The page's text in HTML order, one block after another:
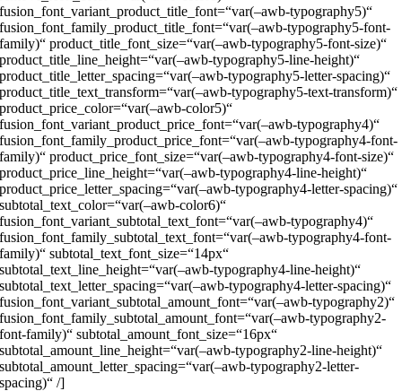
fusion_font_variant_product_title_font=“var(–awb-typography5)“
fusion_font_family_product_title_font=“var(–awb-typography5-font-
family)“ product_title_font_size=“var(–awb-typography5-font-size)“
product_title_line_height=“var(–awb-typography5-line-height)“
product_title_letter_spacing=“var(–awb-typography5-letter-spacing)“
product_title_text_transform=“var(–awb-typography5-text-transform)“
product_price_color=“var(–awb-color5)“
fusion_font_variant_product_price_font=“var(–awb-typography4)“
fusion_font_family_product_price_font=“var(–awb-typography4-font-
family)“ product_price_font_size=“var(–awb-typography4-font-size)“
product_price_line_height=“var(–awb-typography4-line-height)“
product_price_letter_spacing=“var(–awb-typography4-letter-spacing)“
subtotal_text_color=“var(–awb-color6)“
fusion_font_variant_subtotal_text_font=“var(–awb-typography4)“
fusion_font_family_subtotal_text_font=“var(–awb-typography4-font-
family)“ subtotal_text_font_size=“14px“
subtotal_text_line_height=“var(–awb-typography4-line-height)“
subtotal_text_letter_spacing=“var(–awb-typography4-letter-spacing)“
fusion_font_variant_subtotal_amount_font=“var(–awb-typography2)“
fusion_font_family_subtotal_amount_font=“var(–awb-typography2-
font-family)“ subtotal_amount_font_size=“16px“
subtotal_amount_line_height=“var(–awb-typography2-line-height)“
subtotal_amount_letter_spacing=“var(–awb-typography2-letter-
spacing)“ /]